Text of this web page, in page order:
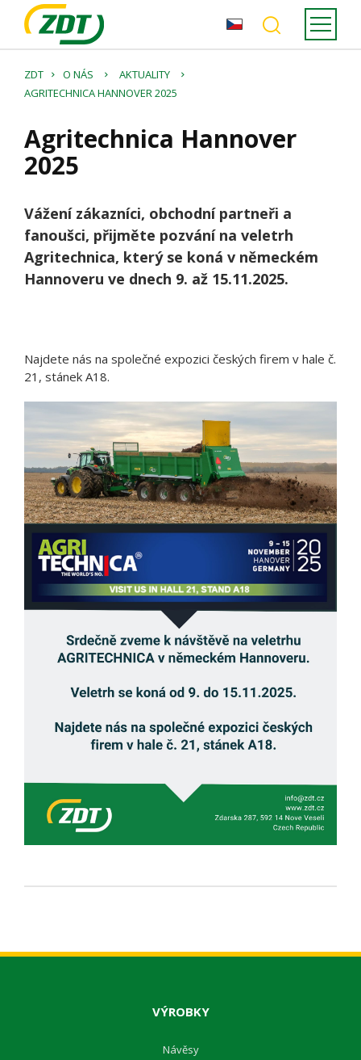
ZDT O NÁS
AKTUALITY
AGRITECHNICA HANNOVER 2025
Agritechnica Hannover
2025
Vážení zákazníci, obchodní partneři a
fanoušci, přijměte pozvání na veletrh
Agritechnica, který se koná v německém
Hannoveru ve dnech 9. až 15.11.2025.
Najdete nás na společné expozici českých firem v hale č.
21, stánek A18.
VÝROBKY
Návěsy